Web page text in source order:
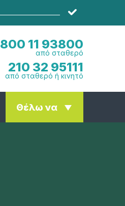
800 11 93800
από σταθερό
210 32 95111
από σταθερό ή κινητό
Θέλω να